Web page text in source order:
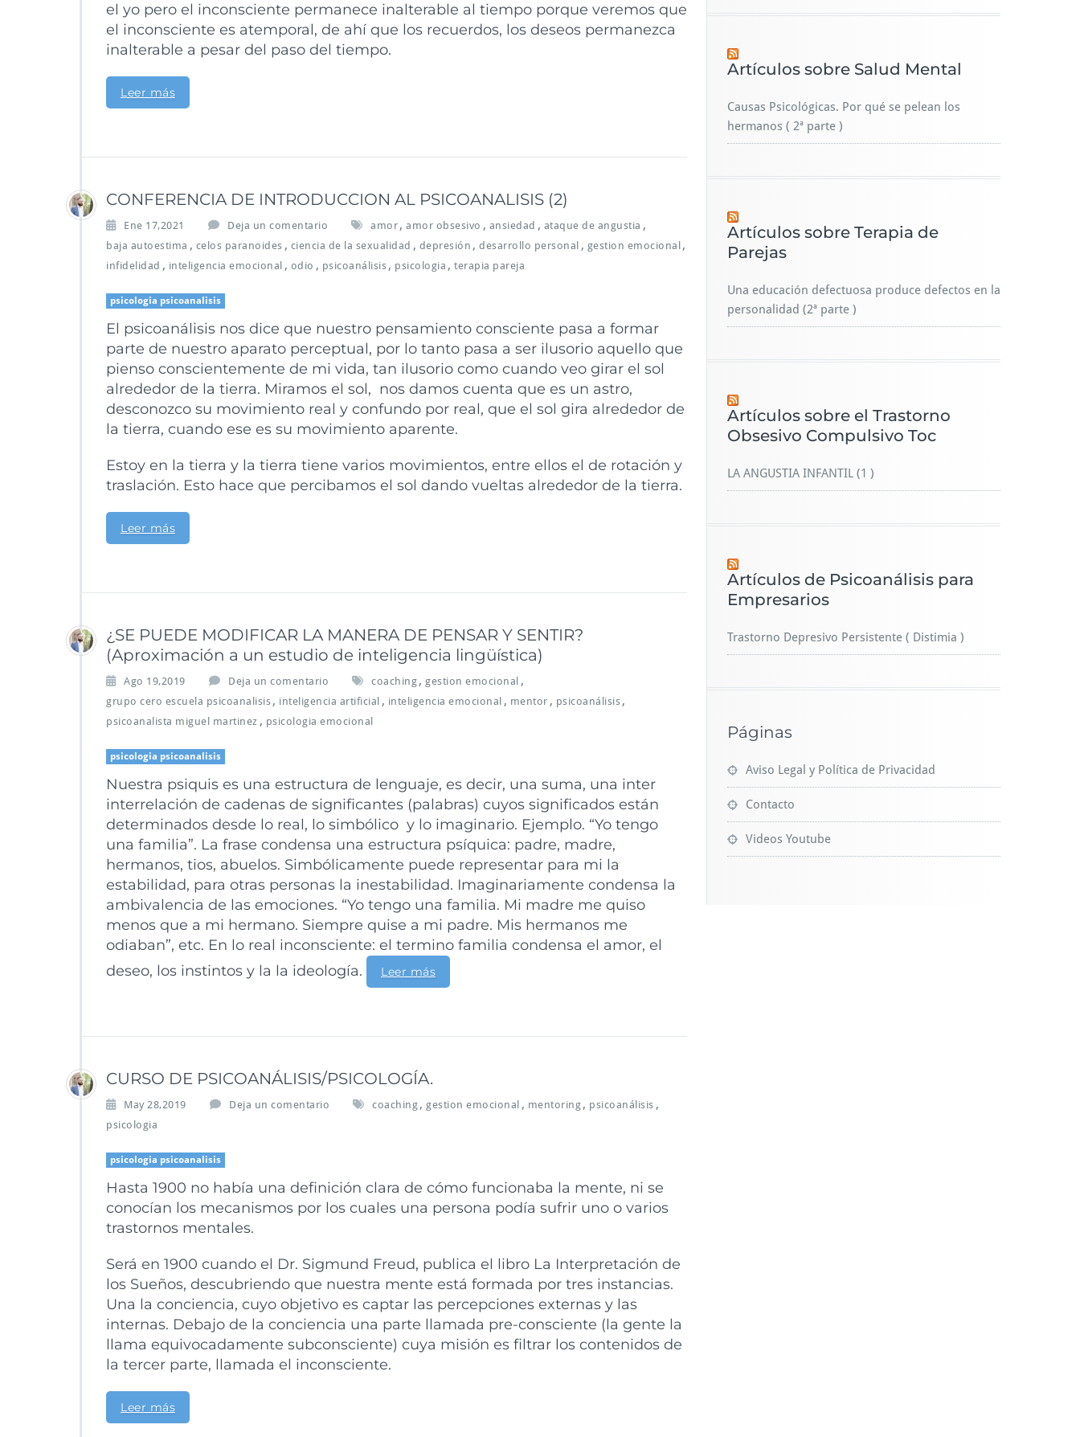
el yo pero el inconsciente permanece inalterable al tiempo porque veremos que
el inconsciente es atemporal, de ahí que los recuerdos, los deseos permanezca
inalterable a pesar del paso del tiempo.
Leer más
CONFERENCIA DE INTRODUCCION AL PSICOANALISIS (2)
Ene 17,2021 Deja un comentario amor , amor obsesivo , ansiedad , ataque de angustia ,
baja autoestima , celos paranoides , ciencia de la sexualidad , depresión , desarrollo personal , gestion emocional ,
infidelidad , inteligencia emocional , odio , psicoanálisis , psicologia , terapia pareja
psicologia psicoanalisis
El psicoanálisis nos dice que nuestro pensamiento consciente pasa a formar
parte de nuestro aparato perceptual, por lo tanto pasa a ser ilusorio aquello que
pienso conscientemente de mi vida, tan ilusorio como cuando veo girar el sol
alrededor de la tierra. Miramos el sol, nos damos cuenta que es un astro,
desconozco su movimiento real y confundo por real, que el sol gira alrededor de
la tierra, cuando ese es su movimiento aparente.
Estoy en la tierra y la tierra tiene varios movimientos, entre ellos el de rotación y
traslación. Esto hace que percibamos el sol dando vueltas alrededor de la tierra.
Leer más
¿SE PUEDE MODIFICAR LA MANERA DE PENSAR Y SENTIR?
(Aproximación a un estudio de inteligencia lingüística)
Ago 19,2019 Deja un comentario coaching , gestion emocional ,
grupo cero escuela psicoanalisis , inteligencia artificial , inteligencia emocional , mentor , psicoanálisis ,
psicoanalista miguel martinez , psicologia emocional
psicologia psicoanalisis
Nuestra psiquis es una estructura de lenguaje, es decir, una suma, una inter
interrelación de cadenas de significantes (palabras) cuyos significados están
determinados desde lo real, lo simbólico y lo imaginario. Ejemplo. “Yo tengo
una familia”. La frase condensa una estructura psíquica: padre, madre,
hermanos, tios, abuelos. Simbólicamente puede representar para mi la
estabilidad, para otras personas la inestabilidad. Imaginariamente condensa la
ambivalencia de las emociones. “Yo tengo una familia. Mi madre me quiso
menos que a mi hermano. Siempre quise a mi padre. Mis hermanos me
odiaban”, etc. En lo real inconsciente: el termino familia condensa el amor, el
deseo, los instintos y la la ideología.
Leer más
CURSO DE PSICOANÁLISIS/PSICOLOGÍA.
May 28,2019 Deja un comentario coaching , gestion emocional , mentoring , psicoanálisis ,
psicologia
psicologia psicoanalisis
Hasta 1900 no había una definición clara de cómo funcionaba la mente, ni se
conocían los mecanismos por los cuales una persona podía sufrir uno o varios
trastornos mentales.
Será en 1900 cuando el Dr. Sigmund Freud, publica el libro La Interpretación de
los Sueños, descubriendo que nuestra mente está formada por tres instancias.
Una la conciencia, cuyo objetivo es captar las percepciones externas y las
internas. Debajo de la conciencia una parte llamada pre-consciente (la gente la
llama equivocadamente subconsciente) cuya misión es filtrar los contenidos de
la tercer parte, llamada el inconsciente.
Leer más
Artículos sobre Salud Mental
Causas Psicológicas. Por qué se pelean los
hermanos ( 2ª parte )
Artículos sobre Terapia de
Parejas
Una educación defectuosa produce defectos en la
personalidad (2ª parte )
Artículos sobre el Trastorno
Obsesivo Compulsivo Toc
LA ANGUSTIA INFANTIL (1 )
Artículos de Psicoanálisis para
Empresarios
Trastorno Depresivo Persistente ( Distimia )
Páginas
Aviso Legal y Política de Privacidad
Contacto
Videos Youtube